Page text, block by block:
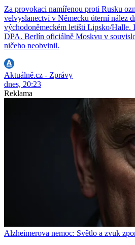
Za provokaci namířenou proti Rusku
velvyslanectví v Německu úterní nález
východoněmeckém letišti Lipsko/Halle.
DPA. Berlín oficiálně Moskvu v
ničeho neobvinil.
Aktuálně.cz - Zprávy
dnes, 20:23
Reklama
Alzheimerova nemoc: Světlo a zvuk